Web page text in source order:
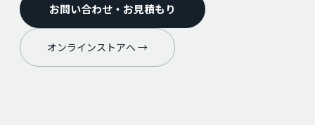
お問い合わせ・お見積もり
オンラインストアへ →